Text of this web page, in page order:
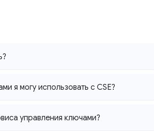
я могу использовать с CSE?
управления ключами?